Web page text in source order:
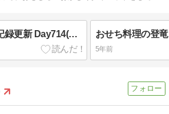
ついに最高？最低？記録更新 Day714(1/3)＆102w結果95.1(週間+0.2)kg
5年前